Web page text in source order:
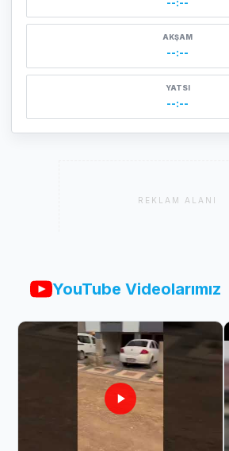
--:--
AKŞAM
--:--
YATSI
--:--
REKLAM ALANI
YouTube Videolarımız